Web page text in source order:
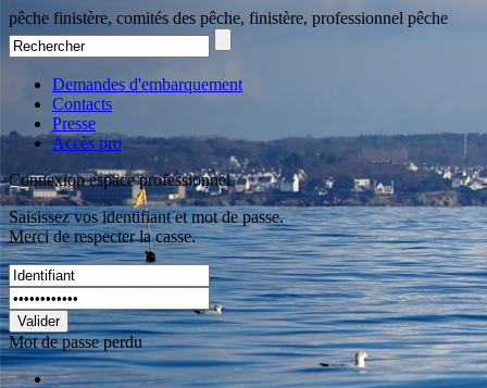
pêche finistère, comités des pêche, finistère, professionnel pêche
Demandes d'embarquement
Contacts
Presse
Accès pro
Connexion espace professionnel
Saisissez vos identifiant et mot de passe.
Merci de respecter la casse.
Valider
Mot de passe perdu